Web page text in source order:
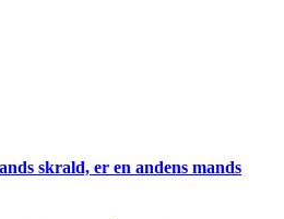
skrald, er en andens mands